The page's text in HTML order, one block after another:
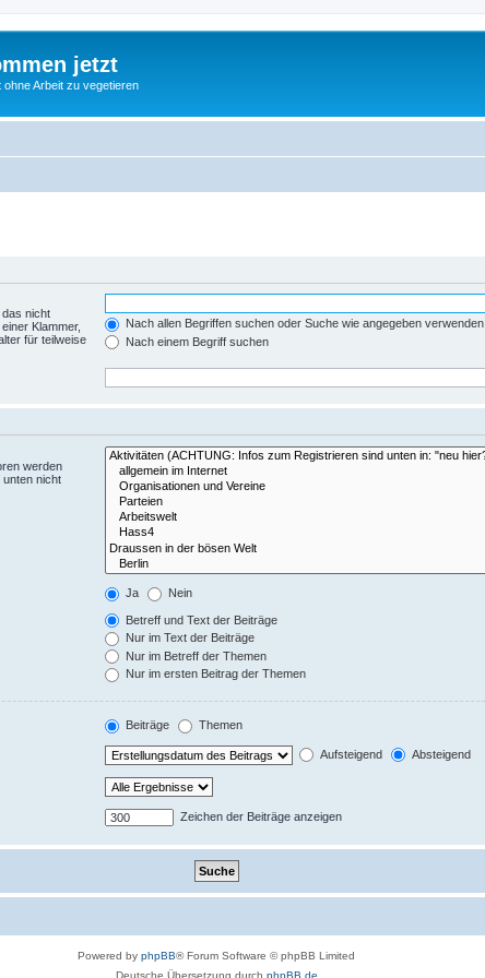
jetzt
Arbeit zu vegetieren
nicht
Klammer,
für teilweise
Nach allen Begriffen suchen oder Suche wie angegeben verwenden
Nach einem Begriff suchen
werden
unten nicht
Ja Nein
Betreff und Text der Beiträge
Nur im Text der Beiträge
Nur im Betreff der Themen
Nur im ersten Beitrag der Themen
Beiträge Themen
Aufsteigend Absteigend
Zeichen der Beiträge anzeigen
Powered by phpBB® Forum Software © phpBB Limited
Deutsche Übersetzung durch phpBB.de